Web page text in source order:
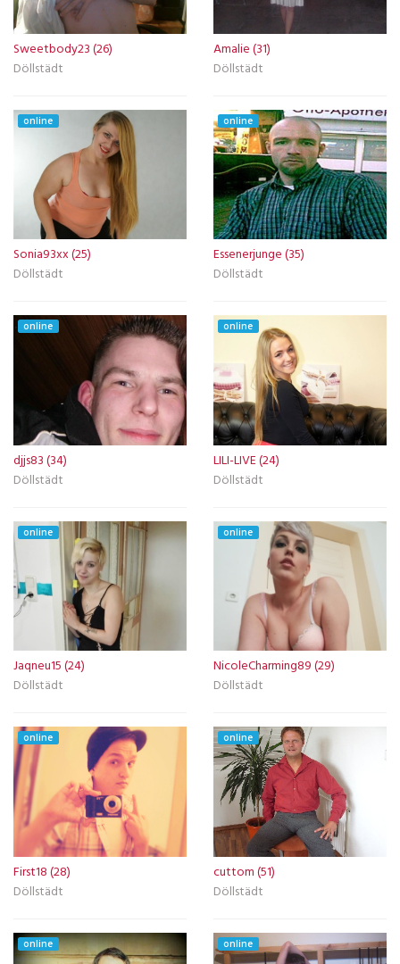
Sweetbody23 (26)
Döllstädt
Amalie (31)
Döllstädt
online
Sonia93xx (25)
Döllstädt
online
Essenerjunge (35)
Döllstädt
online
djjs83 (34)
Döllstädt
online
LILI-LIVE (24)
Döllstädt
online
Jaqneu15 (24)
Döllstädt
online
NicoleCharming89 (29)
Döllstädt
online
First18 (28)
Döllstädt
online
cuttom (51)
Döllstädt
online online